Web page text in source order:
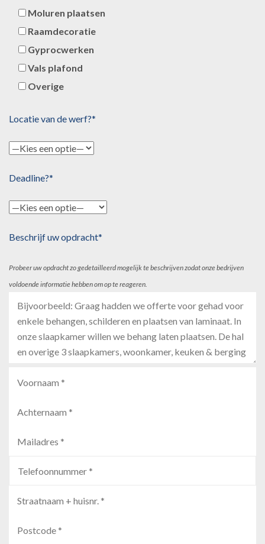
Moluren plaatsen
Raamdecoratie
Gyprocwerken
Vals plafond
Overige
Locatie van de werf?*
Deadline?*
Beschrijf uw opdracht*
Probeer uw opdracht zo gedetailleerd mogelijk te beschrijven zodat onze bedrijven
voldoende informatie hebben om op te reageren.